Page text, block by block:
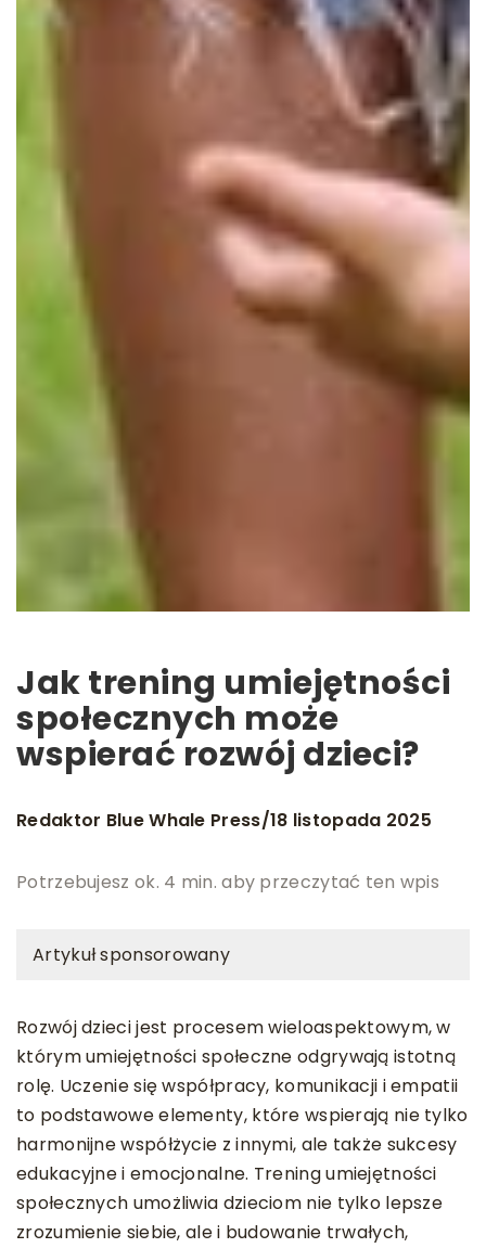
Jak trening umiejętności
społecznych może
wspierać rozwój dzieci?
Redaktor Blue Whale Press/18 listopada 2025
Potrzebujesz ok. 4 min. aby przeczytać ten wpis
Artykuł sponsorowany
Rozwój dzieci jest procesem wieloaspektowym, w
którym umiejętności społeczne odgrywają istotną
rolę. Uczenie się współpracy, komunikacji i empatii
to podstawowe elementy, które wspierają nie tylko
harmonijne współżycie z innymi, ale także sukcesy
edukacyjne i emocjonalne. Trening umiejętności
społecznych umożliwia dzieciom nie tylko lepsze
zrozumienie siebie, ale i budowanie trwałych,